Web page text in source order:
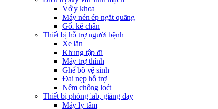
Vớ y khoa
Máy nén ép ngắt quãng
Gối kê chân
Thiết bị hỗ trợ người bệnh
Xe lăn
Khung tập đi
Máy trợ thính
Ghế bô vệ sinh
Đai nẹp hỗ trợ
Nệm chống loét
Thiết bị phòng lab, giảng dạy
Máy ly tâm